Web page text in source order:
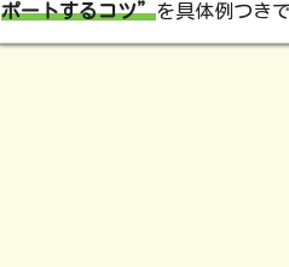
ポートするコツ”を具体例つき